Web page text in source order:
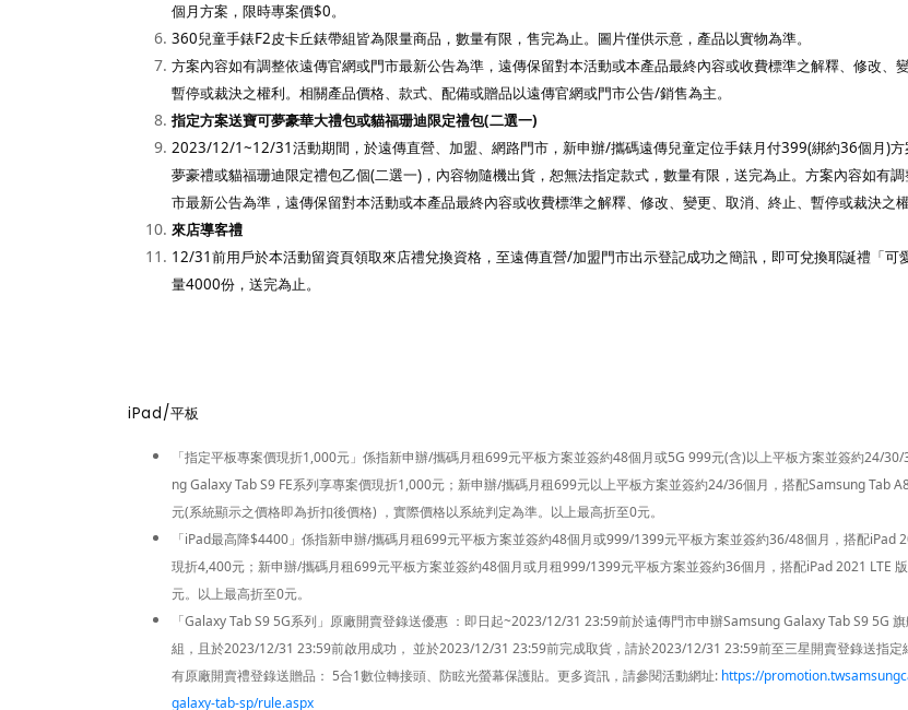
個月方案，限時專案價$0。
360兒童手錶F2皮卡丘錶帶組皆為限量商品，數量有限，售完為止。圖片僅供示意，產品以實物為準。
方案內容如有調整依遠傳官網或門市最新公告為準，遠傳保留對本活動或本產品最終內容或收費標準之解釋、修改、變
暫停或裁決之權利。相關產品價格、款式、配備或贈品以遠傳官網或門市公告/銷售為主。
指定方案送寶可夢豪華大禮包或貓福珊迪限定禮包(二選一)
2023/12/1~12/31活動期間，於遠傳直營、加盟、網路門市，新申辦/攜碼遠傳兒童定位手錶月付399(綁約36個月)
夢豪禮或貓福珊迪限定禮包乙個(二選一)，內容物隨機出貨，恕無法指定款式，數量有限，送完為止。方案內容如有
市最新公告為準，遠傳保留對本活動或本產品最終內容或收費標準之解釋、修改、變更、取消、終止、暫停或裁決之權
來店導客禮
12/31前用戶於本活動留資頁領取來店禮兌換資格，至遠傳直營/加盟門市出示登記成功之簡訊，即可兌換耶誕禮「可
量4000份，送完為止。
iPad/平板
「指定平板專案價現折1,000元」係指新申辦/攜碼月租699元平板方案並簽約48個月或5G 999元(含)以上平板方案並簽約24/
ng Galaxy Tab S9 FE系列享專案價現折1,000元；新申辦/攜碼月租699元以上平板方案並簽約24/36個月，搭配Samsung Tab
元(系統顯示之價格即為折扣後價格) ，實際價格以系統判定為準。以上最高折至0元。
「iPad最高降$4400」係指新申辦/攜碼月租699元平板方案並簽約48個月或999/1399元平板方案並簽約36/48個月，搭配iPad
現折4,400元；新申辦/攜碼月租699元平板方案並簽約48個月或月租999/1399元平板方案並簽約36個月，搭配iPad 2021 LTE
元。以上最高折至0元。
「Galaxy Tab S9 5G系列」原廠開賣登錄送優惠 ：即日起~2023/12/31 23:59前於遠傳門市申辦Samsung Galaxy Tab S9 5G
組，且於2023/12/31 23:59前啟用成功， 並於2023/12/31 23:59前完成取貨，請於2023/12/31 23:59前至三星開賣登錄送指定
有原廠開賣禮登錄送贈品： 5合1數位轉接頭、防眩光螢幕保護貼。更多資訊，請參閱活動網址: https://
galaxy-tab-sp/rule.aspx